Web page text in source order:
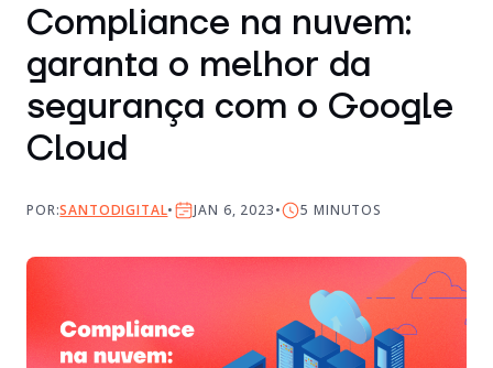
Compliance na nuvem:
garanta o melhor da
segurança com o Google
Cloud
POR:SANTODIGITAL JAN 6, 2023 5 MINUTOS